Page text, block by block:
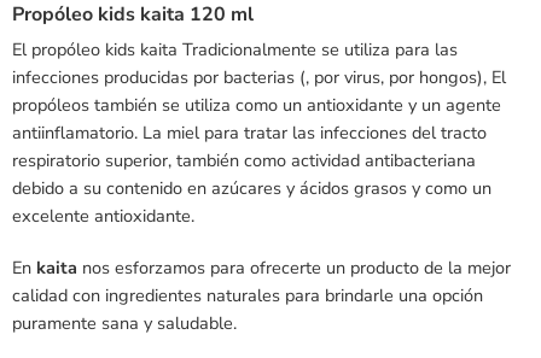
Propóleo kids kaita 120 ml
El propóleo kids kaita Tradicionalmente se utiliza para las
infecciones producidas por bacterias (, por virus, por hongos), El
propóleos también se utiliza como un antioxidante y un agente
antiinflamatorio. La miel para tratar las infecciones del tracto
respiratorio superior, también como actividad antibacteriana
debido a su contenido en azúcares y ácidos grasos y como un
excelente antioxidante.
En kaita nos esforzamos para ofrecerte un producto de la mejor
calidad con ingredientes naturales para brindarle una opción
puramente sana y saludable.